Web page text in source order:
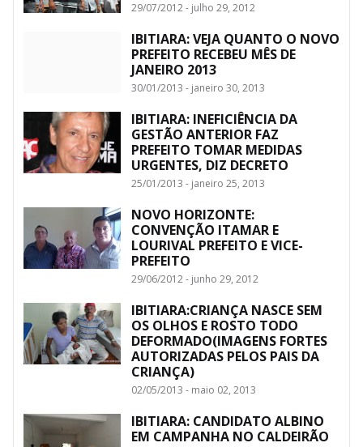
29/07/2012 - julho 29, 2012
IBITIARA: VEJA QUANTO O NOVO
PREFEITO RECEBEU MÊS DE
JANEIRO 2013
30/01/2013 - janeiro 30, 2013
IBITIARA: INEFICIÊNCIA DA
GESTÃO ANTERIOR FAZ
PREFEITO TOMAR MEDIDAS
URGENTES, DIZ DECRETO
25/01/2013 - janeiro 25, 2013
NOVO HORIZONTE:
CONVENÇÃO ITAMAR E
LOURIVAL PREFEITO E VICE-
PREFEITO
29/06/2012 - junho 29, 2012
IBITIARA:CRIANÇA NASCE SEM
OS OLHOS E ROSTO TODO
DEFORMADO(IMAGENS FORTES
AUTORIZADAS PELOS PAIS DA
CRIANÇA)
02/05/2013 - maio 02, 2013
IBITIARA: CANDIDATO ALBINO
EM CAMPANHA NO CALDEIRÃO